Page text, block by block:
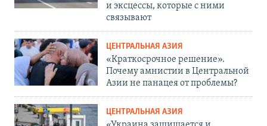
и эксцессы, которые с ними
связывают
ЦЕНТРАЛЬНАЯ АЗИЯ
«Краткосрочное решение».
Почему амнистии в Центральной
Азии не панацея от проблемы?
ЦЕНТРАЛЬНАЯ АЗИЯ